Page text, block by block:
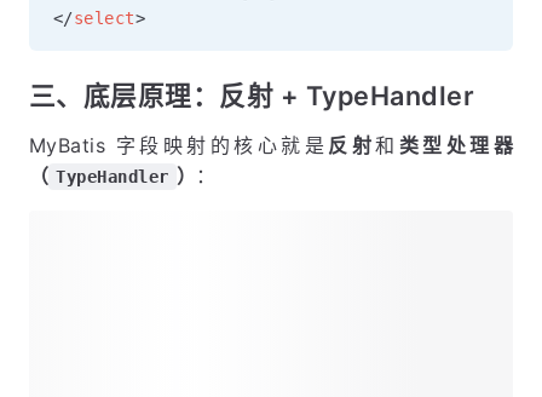
</select>
三、底层原理：反射 + TypeHandler
MyBatis 字段映射的核心就是 反射和 类型处理器
（ TypeHandler ） ：